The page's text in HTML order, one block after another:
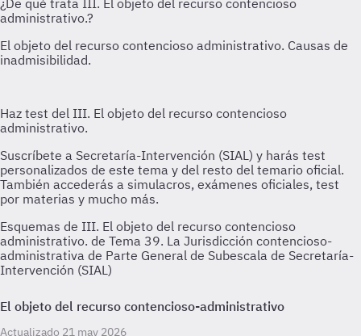
Esquemas de III. El objeto del recurso contencioso
administrativo. de Tema 39. La Jurisdicción contencioso-
administrativa de Parte General de Subescala de Secretaría-
Intervención (SIAL)
El objeto del recurso contencioso-administrativo
Actualizado 21 may 2026